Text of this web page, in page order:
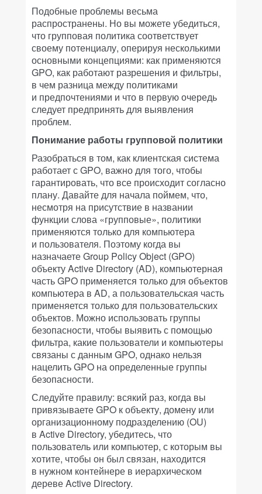
Подобные проблемы весьма
распространены. Но вы можете убедиться,
что групповая политика соответствует
своему потенциалу, оперируя несколькими
основными концепциями: как применяются
GPO, как работают разрешения и фильтры,
в чем разница между политиками
и предпочтениями и что в первую очередь
следует предпринять для выявления
проблем.
Понимание работы групповой политики
Разобраться в том, как клиентская система
работает с GPO, важно для того, чтобы
гарантировать, что все происходит согласно
плану. Давайте для начала поймем, что,
несмотря на присутствие в названии
функции слова «групповые», политики
применяются только для компьютера
и пользователя. Поэтому когда вы
назначаете Group Policy Object (GPO)
объекту Active Directory (AD), компьютерная
часть GPO применяется только для объектов
компьютера в AD, а пользовательская часть
применяется только для пользовательских
объектов. Можно использовать группы
безопасности, чтобы выявить с помощью
фильтра, какие пользователи и компьютеры
связаны с данным GPO, однако нельзя
нацелить GPO на определенные группы
безопасности.
Следуйте правилу: всякий раз, когда вы
привязываете GPO к объекту, домену или
организационному подразделению (OU)
в Active Directory, убедитесь, что
пользователь или компьютер, с которым вы
хотите, чтобы он был связан, находится
в нужном контейнере в иерархическом
дереве Active Directory.